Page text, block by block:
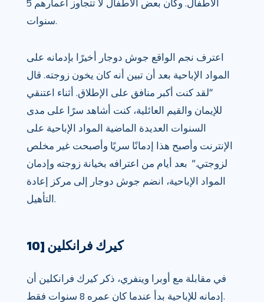
الأطفال. وكان بعض الأطفال لا تتجاوز أعمارهم 5
سنوات.
اعترف نجم الواقع جوش دوجار أخيرًا بإدمانه على
المواد الإباحية بعد أن تبين أنه كان يخون زوجته. قال
“لقد كنت أكبر منافق على الإطلاق. أثناء اعتنقي
للإيمان والقيم العائلية، كنت أشاهد سرًا على مدى
السنوات العديدة الماضية المواد الإباحية على
الإنترنت وأصبح هذا إدمانًا سريًا وأصبحت غير مخلص
لزوجتي.” بعد أيام من اعترافه بخيانة زوجته وإدمان
المواد الإباحية، انضم جوش دوجار إلى مركز إعادة
التأهيل.
10] كيرك فرانكلين
في مقابلة مع أوبرا وينفري، ذكر كيرك فرانكلين أن
إدمانه للإباحية بدأ عندما كان عمره 8 سنوات فقط.